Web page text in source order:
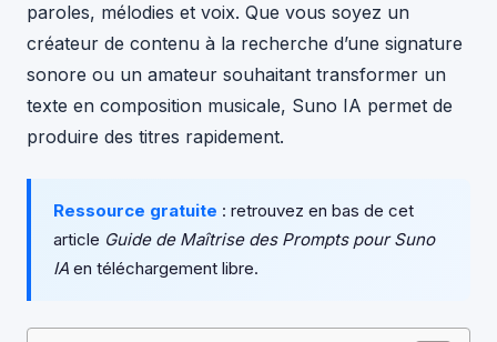
paroles, mélodies et voix. Que vous soyez un
créateur de contenu à la recherche d’une signature
sonore ou un amateur souhaitant transformer un
texte en composition musicale, Suno IA permet de
produire des titres rapidement.
Ressource gratuite : retrouvez en bas de cet
article Guide de Maîtrise des Prompts pour Suno
IA en téléchargement libre.